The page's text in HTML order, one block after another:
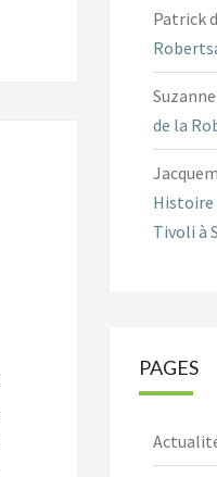
Patrick
de la
Histoire
Tivoli à
PAGES